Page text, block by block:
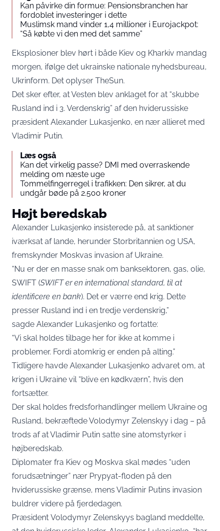
Kan påvirke din formue: Pensionsbranchen har
fordoblet investeringer i dette
Muslimsk mand vinder 1,4 millioner i Eurojackpot:
“Så købte vi den med det samme”
Eksplosioner blev hørt i både Kiev og Kharkiv mandag
morgen, ifølge det ukrainske nationale nyhedsbureau,
Ukrinform. Det oplyser TheSun.
Det sker efter, at Vesten blev anklaget for at “skubbe
Rusland ind i 3. Verdenskrig” af den hviderussiske
præsident Alexander Lukasjenko, en nær allieret med
Vladimir Putin.
Læs også
Kan det virkelig passe? DMI med overraskende
melding om næste uge
Tommelfingerregel i trafikken: Den sikrer, at du
undgår bøde på 2.500 kroner
Højt beredskab
Alexander Lukasjenko insisterede på, at sanktioner
iværksat af lande, herunder Storbritannien og USA,
fremskynder Moskvas invasion af Ukraine.
“Nu er der en masse snak om banksektoren, gas, olie,
SWIFT (SWIFT er en international standard, til at
identificere en bank). Det er værre end krig. Dette
presser Rusland ind i en tredje verdenskrig,”
sagde Alexander Lukasjenko og fortatte:
“Vi skal holdes tilbage her for ikke at komme i
problemer. Fordi atomkrig er enden på alting.”
Tidligere havde Alexander Lukasjenko advaret om, at
krigen i Ukraine vil “blive en kødkværn”, hvis den
fortsætter.
Der skal holdes fredsforhandlinger mellem Ukraine og
Rusland, bekræftede Volodymyr Zelenskyy i dag – på
trods af at Vladimir Putin satte sine atomstyrker i
højberedskab.
Diplomater fra Kiev og Moskva skal mødes “uden
forudsætninger” nær Prypyat-floden på den
hviderussiske grænse, mens Vladimir Putins invasion
buldrer videre på fjerdedagen.
Præsident Volodymyr Zelenskyys bagland meddelte,